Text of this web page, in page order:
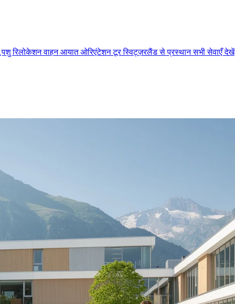
पशु रिलोकेशनवाहन आयातओरिएंटेशन टूरस्विट्ज़रलैंड से प्रस्थानसभी सेवाएँ देखें